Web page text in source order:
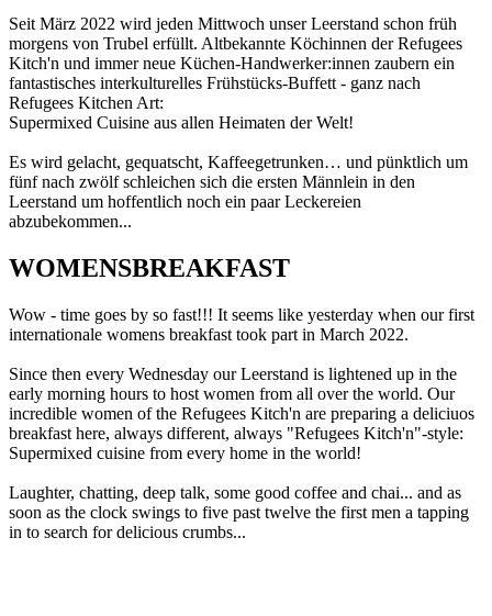
Seit März 2022 wird jeden Mittwoch unser Leerstand schon früh
morgens von Trubel erfüllt. Altbekannte Köchinnen der Refugees
Kitch'n und immer neue Küchen-Handwerker:innen zaubern ein
fantastisches interkulturelles Frühstücks-Buffett - ganz nach
Refugees Kitchen Art:
Supermixed Cuisine aus allen Heimaten der Welt!
Es wird gelacht, gequatscht, Kaffeegetrunken… und pünktlich um
fünf nach zwölf schleichen sich die ersten Männlein in den
Leerstand um hoffentlich noch ein paar Leckereien
abzubekommen...
WOMENSBREAKFAST
Wow - time goes by so fast!!! It seems like yesterday when our first
internationale womens breakfast took part in March 2022.
Since then every Wednesday our Leerstand is lightened up in the
early morning hours to host women from all over the world. Our
incredible women of the Refugees Kitch'n are preparing a deliciuos
breakfast here, always different, always "Refugees Kitch'n"-style:
Supermixed cuisine from every home in the world!
Laughter, chatting, deep talk, some good coffee and chai... and as
soon as the clock swings to five past twelve the first men a tapping
in to search for delicious crumbs...